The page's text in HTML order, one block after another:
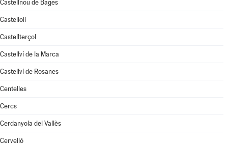
Castellnou de Bages
Castellolí
Castellterçol
Castellví de la Marca
Castellví de Rosanes
Centelles
Cercs
Cerdanyola del Vallès
Cervelló